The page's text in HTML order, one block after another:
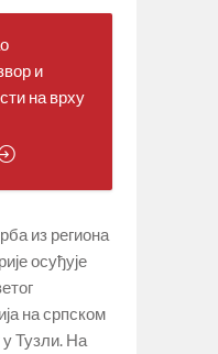
и
на врху
из региона
осуђује
на српском
Тузли. На